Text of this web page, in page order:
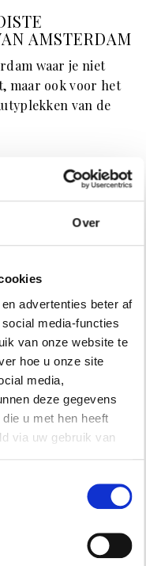
Over
advertenties beter af
media-functies
van onze website te
hoe u onze site
media,
deze gegevens
u met hen heeft
via uw gebruik van
AMSTERDAM
waar je niet
maar ook voor het
van de
ZIJN DE
SABRINA